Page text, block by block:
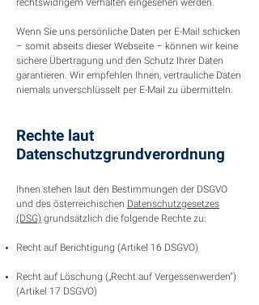
rechtswidrigem Verhalten eingesehen werden.
Wenn Sie uns persönliche Daten per E-Mail schicken
– somit abseits dieser Webseite – können wir keine
sichere Übertragung und den Schutz Ihrer Daten
garantieren. Wir empfehlen Ihnen, vertrauliche Daten
niemals unverschlüsselt per E-Mail zu übermitteln.
Rechte laut
Datenschutzgrundverordnung
Ihnen stehen laut den Bestimmungen der DSGVO
und des österreichischen Datenschutzgesetzes
(DSG) grundsätzlich die folgende Rechte zu:
Recht auf Berichtigung (Artikel 16 DSGVO)
Recht auf Löschung („Recht auf Vergessenwerden“)
(Artikel 17 DSGVO)